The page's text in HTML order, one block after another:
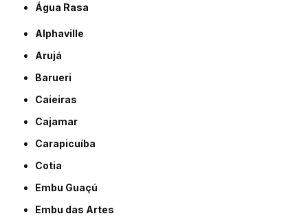
Água Rasa
Alphaville
Arujá
Barueri
Caieiras
Cajamar
Carapicuíba
Cotia
Embu Guaçú
Embu das Artes